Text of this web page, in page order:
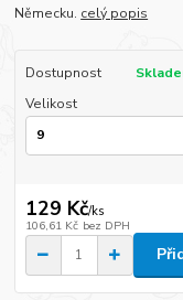
Německu. celý popis
Dostupnost
Velikost
129 Kč/ks
106,61 Kč bez DPH